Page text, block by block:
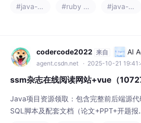
支持JSP页面和MySQL数据库，可在
学习者使用，需要完整资料可联系文末获
codercode2022 来自 AI
agent.csdn.net · 2025-10-21
ssm杂志在线阅读网站+vue（
Java项目资源领取：包含完整前后端源代
SQL脚本及配套文档（论文+PPT+开题报